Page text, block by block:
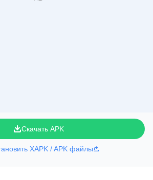
Скачать APK
XAPK / APK файлы